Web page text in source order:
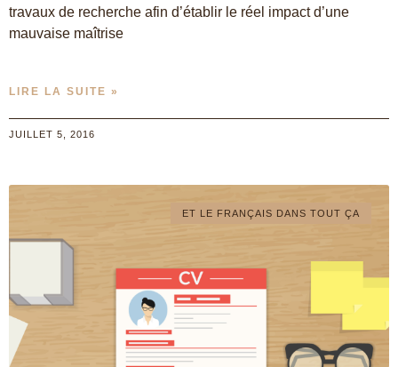
travaux de recherche afin d’établir le réel impact d’une
mauvaise maîtrise
LIRE LA SUITE »
JUILLET 5, 2016
ET LE FRANÇAIS DANS TOUT ÇA